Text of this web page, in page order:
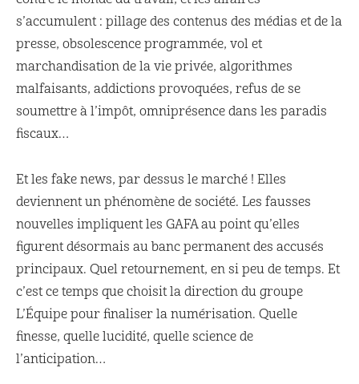
s’accumulent : pillage des contenus des médias et de la
presse, obsolescence programmée, vol et
marchandisation de la vie privée, algorithmes
malfaisants, addictions provoquées, refus de se
soumettre à l’impôt, omniprésence dans les paradis
fiscaux…
Et les fake news, par dessus le marché ! Elles
deviennent un phénomène de société. Les fausses
nouvelles impliquent les GAFA au point qu’elles
figurent désormais au banc permanent des accusés
principaux. Quel retournement, en si peu de temps. Et
c’est ce temps que choisit la direction du groupe
L’Équipe pour finaliser la numérisation. Quelle
finesse, quelle lucidité, quelle science de
l’anticipation…